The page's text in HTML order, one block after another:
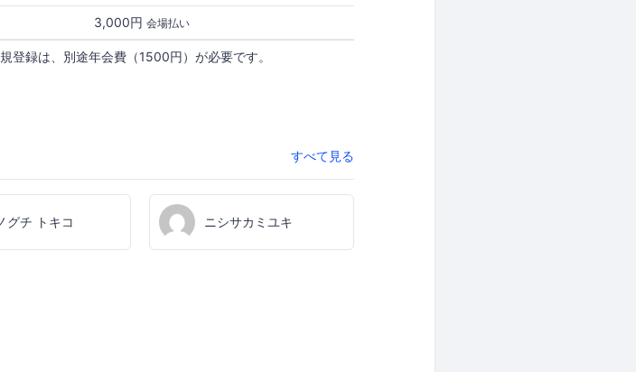
3,000円 会場払い
登録は、別途年会費（1500円）が必要です。
すべて見る
グチ トキコ ニシサカミユキ